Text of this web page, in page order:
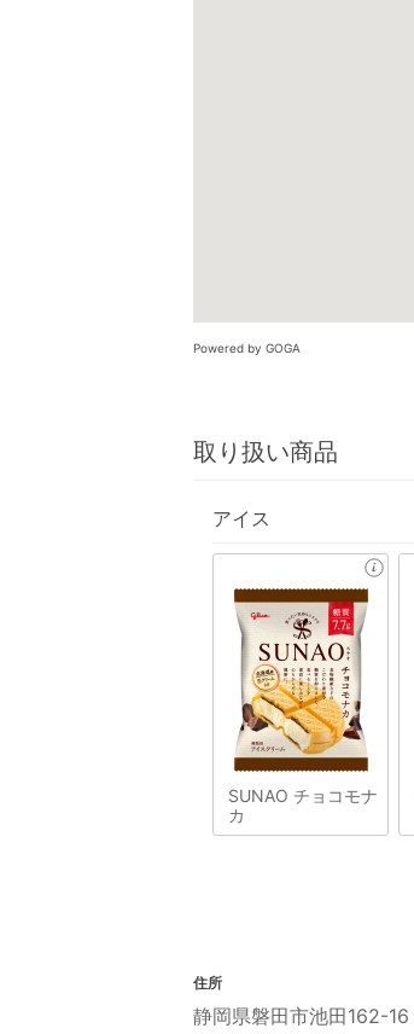
Powered by GOGA
取り扱い商品
アイス
SUNAO チョコモナ
カ
住所
静岡県磐田市池田162-16